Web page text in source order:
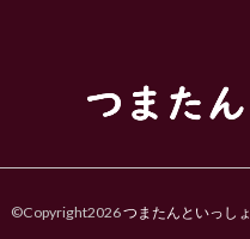
©Copyright2026つまたんといっしょ